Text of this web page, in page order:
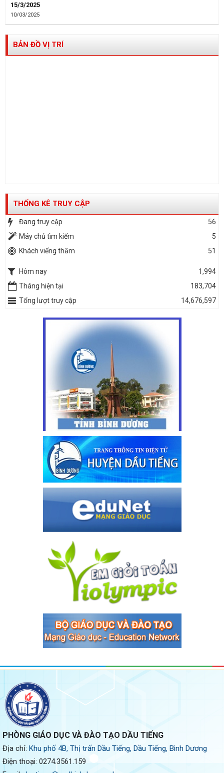
15/3/2025
10/03/2025
BẢN ĐỒ VỊ TRÍ
THỐNG KÊ TRUY CẬP
Đang truy cập
56
Máy chủ tìm kiếm
5
Khách viếng thăm
51
Hôm nay
1,994
Tháng hiện tại
183,704
Tổng lượt truy cập
14,676,597
PHÒNG GIÁO DỤC VÀ ĐÀO TẠO DẦU TIẾNG
Địa chỉ: Khu phố 4B, Thị trấn Dầu Tiếng, Dầu Tiếng, Bình Dương
Điện thoại: 0274.3561.159